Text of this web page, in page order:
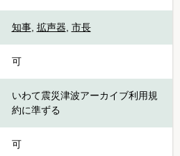
知事, 拡声器, 市長
可
いわて震災津波アーカイブ利用規
約に準ずる
可